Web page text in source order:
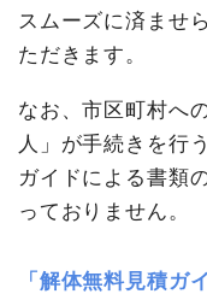
スムーズに済ませ
ただきます。
なお、市区町村へ
人」が手続きを行
ガイドによる書類
っておりません。
「解体無料見積ガ